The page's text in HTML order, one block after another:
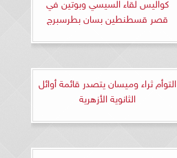
قصر قسطنطين بسان بطرسبرج
التوأم ثراء وميسان يتصدر قائمة أوائل
الثانوية الأزهرية